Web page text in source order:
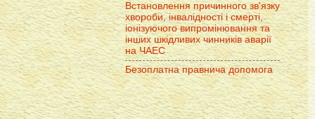
Встановлення причинного зв'язку
хвороби, інвалідності і смерті,
іонізуючого випромінювання та
інших шкідливих чинників аварії
на ЧАЕС
Безоплатна правнича допомога